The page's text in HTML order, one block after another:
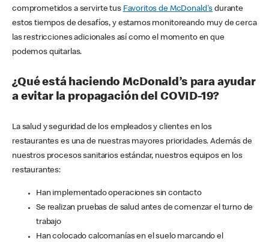
comprometidos a servirte tus Favoritos de McDonald's durante
estos tiempos de desafíos, y estamos monitoreando muy de cerca
las restricciones adicionales así como el momento en que
podemos quitarlas.
¿Qué está haciendo McDonald’s para ayudar
a evitar la propagación del COVID-19?
La salud y seguridad de los empleados y clientes en los
restaurantes es una de nuestras mayores prioridades. Además de
nuestros procesos sanitarios estándar, nuestros equipos en los
restaurantes:
Han implementado operaciones sin contacto
Se realizan pruebas de salud antes de comenzar el turno de
trabajo
Han colocado calcomanías en el suelo marcando el